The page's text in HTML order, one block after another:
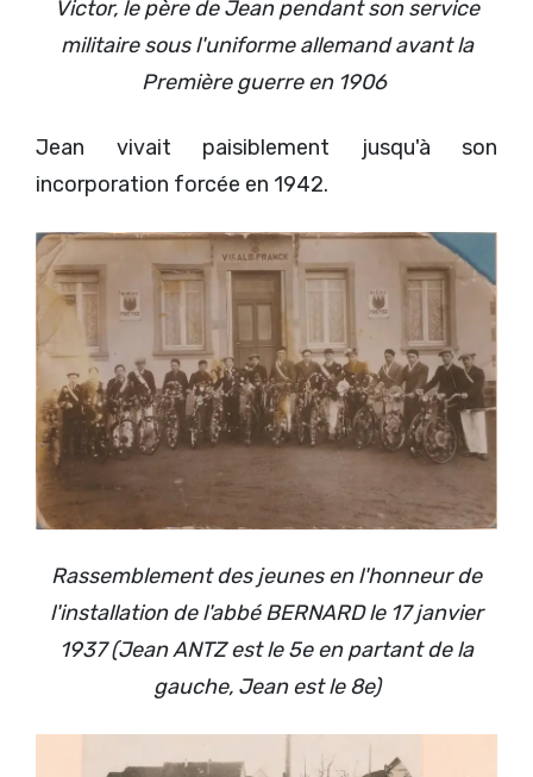
Victor, le père de Jean pendant son service
militaire sous l'uniforme allemand avant la
Première guerre en 1906
Jean vivait paisiblement jusqu'à son
incorporation forcée en 1942.
Rassemblement des jeunes en l'honneur de
l'installation de l'abbé BERNARD le 17 janvier
1937 (Jean ANTZ est le 5e en partant de la
gauche, Jean est le 8e)